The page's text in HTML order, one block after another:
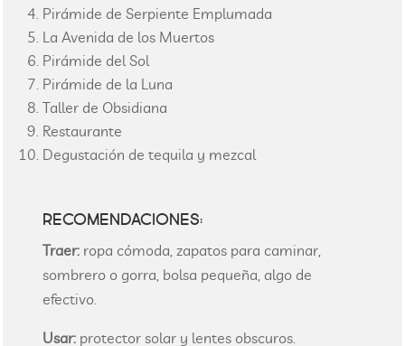
Pirámide de Serpiente Emplumada
La Avenida de los Muertos
Pirámide del Sol
Pirámide de la Luna
Taller de Obsidiana
Restaurante
Degustación de tequila y mezcal
RECOMENDACIONES:
Traer: ropa cómoda, zapatos para caminar,
sombrero o gorra, bolsa pequeña, algo de
efectivo.
Usar: protector solar y lentes obscuros.